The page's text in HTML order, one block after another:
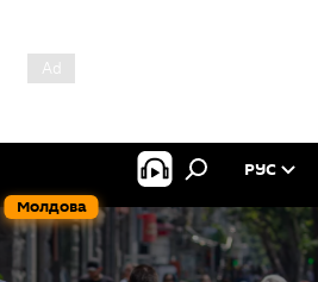
Молдова
РУС